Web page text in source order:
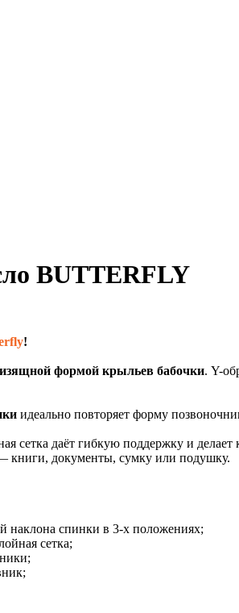
BUTTERFLY
!
изящной формой крыльев бабочки. Y-
идеально повторяет форму
сетка даёт гибкую поддержку и делает
книги, документы, сумку или подушку.
наклона спинки в 3-х положениях;
сетка;